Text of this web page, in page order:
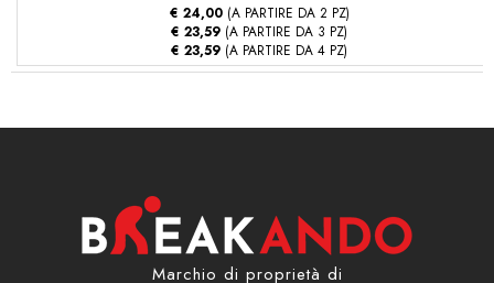
€ 24,00(A PARTIRE DA 2 PZ)
€ 23,59 (A PARTIRE DA 3 PZ)
€ 23,59 (A PARTIRE DA 4 PZ)
Marchio di proprietà di